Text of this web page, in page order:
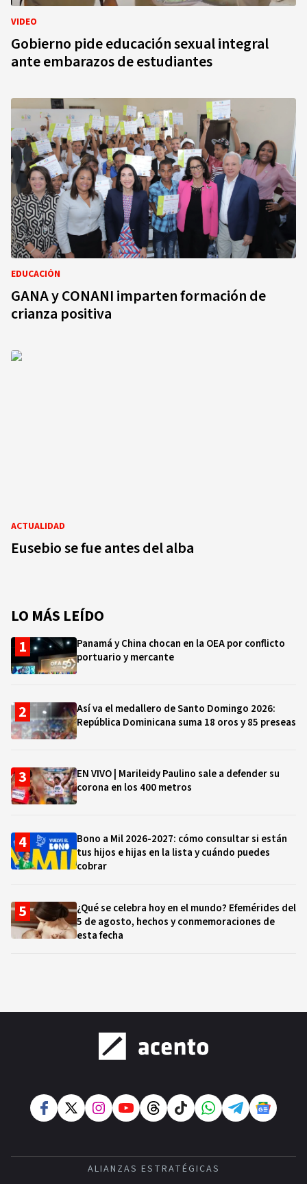
VIDEO
Gobierno pide educación sexual integral
ante embarazos de estudiantes
EDUCACIÓN
GANA y CONANI imparten formación de
crianza positiva
ACTUALIDAD
Eusebio se fue antes del alba
LO MÁS LEÍDO
Panamá y China chocan en la OEA por conflicto
portuario y mercante
Así va el medallero de Santo Domingo 2026:
República Dominicana suma 18 oros y 85 preseas
EN VIVO | Marileidy Paulino sale a defender su
corona en los 400 metros
Bono a Mil 2026-2027: cómo consultar si están
tus hijos e hijas en la lista y cuándo puedes
cobrar
¿Qué se celebra hoy en el mundo? Efemérides del
5 de agosto, hechos y conmemoraciones de
esta fecha
ALIANZAS ESTRATÉGICAS